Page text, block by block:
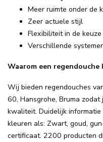
Meer ruimte onder de
Zeer actuele stijl
Flexibiliteit in de
Verschillende
Waarom een regendouche
Wij bieden regendouches
60, Hansgrohe, Bruma
kwaliteit. Duidelijk informatie
kleuren als: Zwart, goud,
certificaat. 2200 producten